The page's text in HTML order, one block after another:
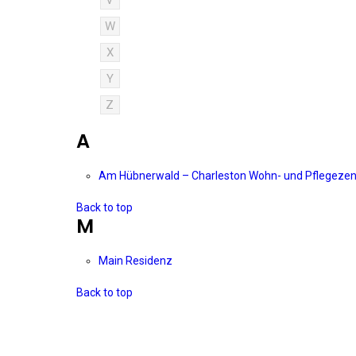
W
X
Y
Z
A
Am Hübnerwald – Charleston Wohn- und
Back to top
M
Main Residenz
Back to top